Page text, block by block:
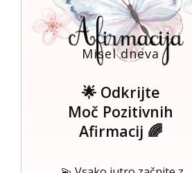
Misel dneva
🌟 Odkrijte
Moč Pozitivnih
Afirmacij 🌈